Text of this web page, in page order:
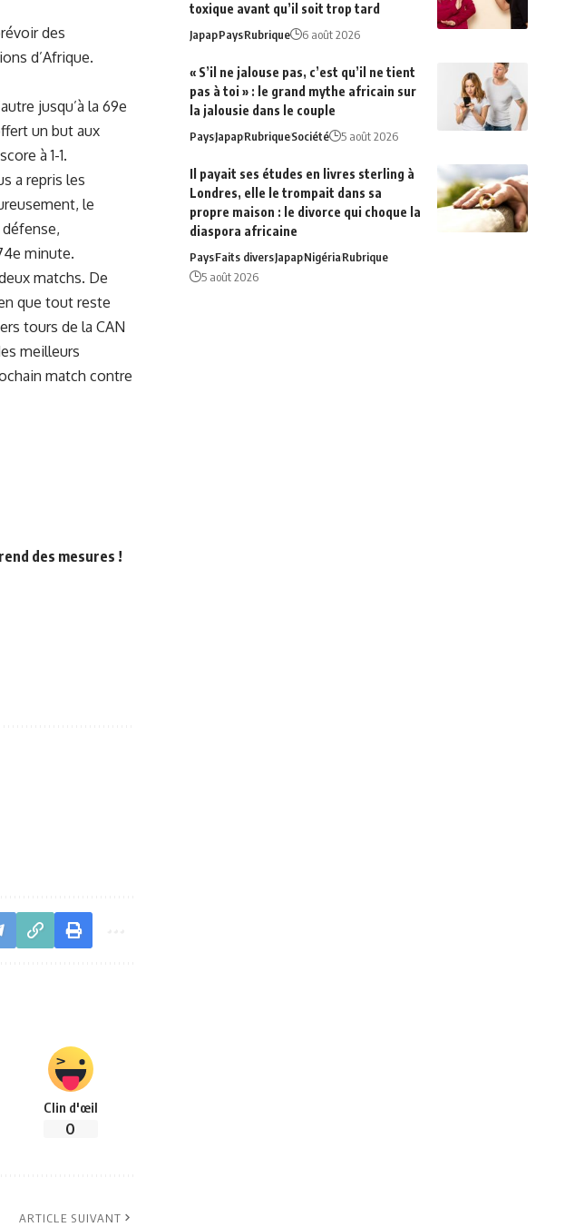
des‍
d’Afrique.
jusqu’à la 69e
un but aux
à 1-1.
a ⁤repris les
le
défense,
minute.
matchs. De⁣
que tout ⁢reste
tours de la CAN
⁢meilleurs
match contre
des mesures !
Clin d'œil
0
ARTICLE SUIVANT
toxique avant qu’il soit trop tard
JapapPaysRubrique 6 août 2026
« S’il ne jalouse pas, c’est qu’il ne tient
pas à toi » : le grand mythe africain sur
la jalousie dans le couple
PaysJapapRubriqueSociété 5 août 2026
Il payait ses études en livres sterling à
Londres, elle le trompait dans sa
propre maison : le divorce qui choque la
diaspora africaine
PaysFaits diversJapapNigériaRubrique
5 août 2026